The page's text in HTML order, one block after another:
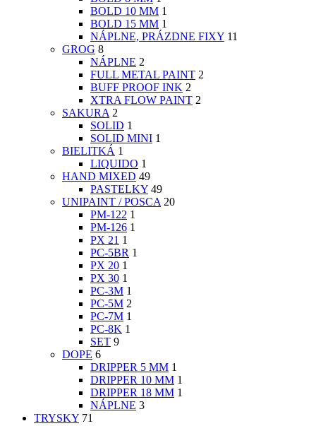
BOLD 10 MM 1
BOLD 15 MM 1
NÁPLNE, PRÁZDNE FIXY 11
GROG 8
NÁPLNE 2
FULL METAL PAINT 2
BUFF PROOF INK 2
XTRA FLOW PAINT 2
SAKURA 2
SOLID 1
SOLID MINI 1
BIELITKÁ 1
LIQUIDO 1
HAND MIXED 49
PASTELKY 49
UNIPAINT / POSCA 20
PM-122 1
PM-126 1
PX 21 1
PC-5BR 1
PX 20 1
PX 30 1
PC-3M 1
PC-5M 2
PC-7M 1
PC-8K 1
SET 9
DOPE 6
DRIPPER 5 MM 1
DRIPPER 10 MM 1
DRIPPER 18 MM 1
NÁPLNE 3
TRYSKY 71